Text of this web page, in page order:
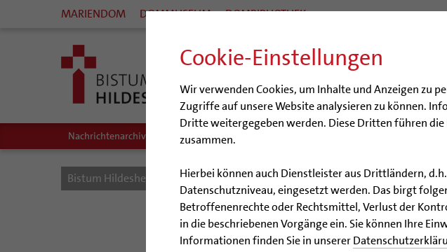
Cookie-Einstellungen
Wir verwenden Cookies, um Inhalte und Anzeigen zu
Zugriffe auf unsere Website analysieren zu können.
Dritte weitergegeben werden. Diese Dritten führen
zusammen.
Hierbei können auch Dienstleister aus Drittländern,
Datenschutzniveau, eingesetzt werden. Das birgt
Betroffenenrechte oder Rechtsmittel, Verlust der
in die beschriebenen Vorgänge ein. Sie können Ihre
Informationen finden Sie in unserer
MARIENDOM DOMMUSEUM DOMBIBLIOTHEK
BISTUM
Nachrichtenarchiv Audio/Podcasts
Bistum Hildesheim Bistum Nachrichten Artikel
Vorreiter